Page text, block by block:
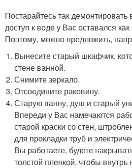
Постарайтесь так демонтировать
доступ к воде у Вас оставался
Поэтому, можно предложить,
Вынесите старый шкафчик,
стене ванной.
Снимите зеркало.
Отсоедините раковину.
Старую ванну, душ и старый
Впереди у Вас намечаются
старой краски со стен,
для прокладки труб и
Вы работаете, будете
толстой пленкой, чтобы внутрь